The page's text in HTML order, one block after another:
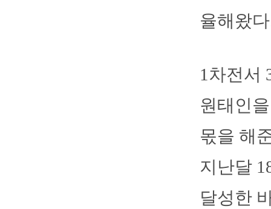
율해왔
1차전서
원태인
몫을 해
지난달
달성한